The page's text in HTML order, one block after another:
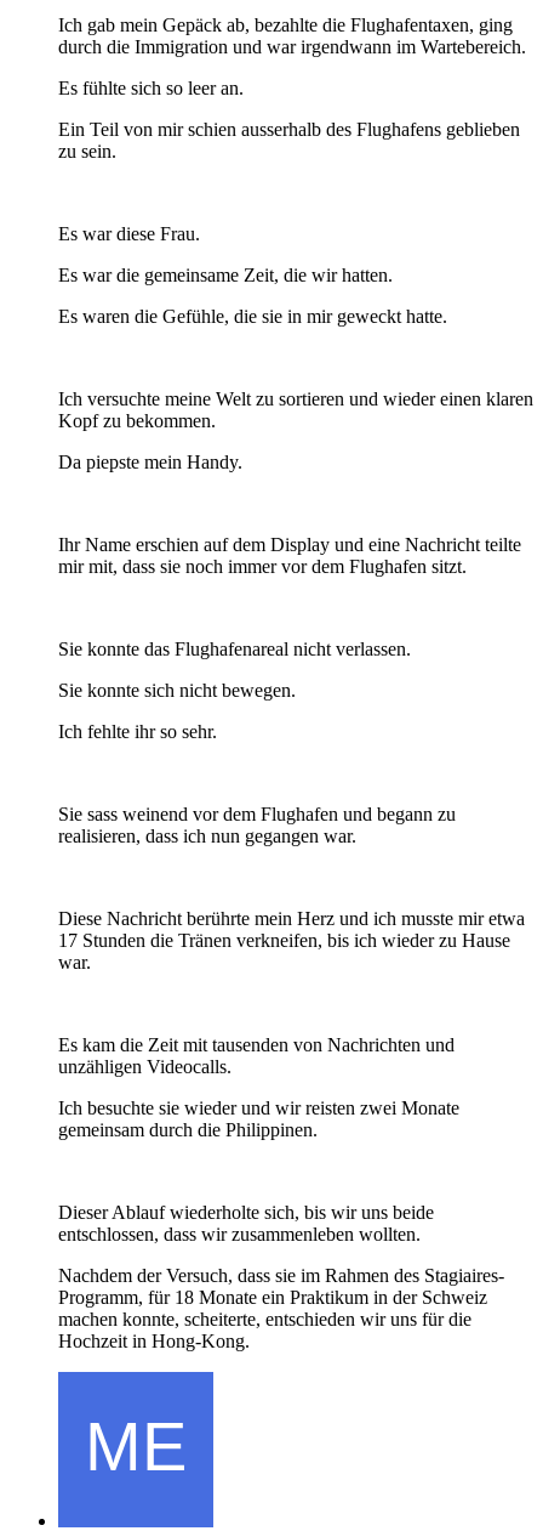
Ich gab mein Gepäck ab, bezahlte die Flughafentaxen, ging
durch die Immigration und war irgendwann im Wartebereich.
Es fühlte sich so leer an.
Ein Teil von mir schien ausserhalb des Flughafens geblieben
zu sein.
Es war diese Frau.
Es war die gemeinsame Zeit, die wir hatten.
Es waren die Gefühle, die sie in mir geweckt hatte.
Ich versuchte meine Welt zu sortieren und wieder einen klaren
Kopf zu bekommen.
Da piepste mein Handy.
Ihr Name erschien auf dem Display und eine Nachricht teilte
mir mit, dass sie noch immer vor dem Flughafen sitzt.
Sie konnte das Flughafenareal nicht verlassen.
Sie konnte sich nicht bewegen.
Ich fehlte ihr so sehr.
Sie sass weinend vor dem Flughafen und begann zu
realisieren, dass ich nun gegangen war.
Diese Nachricht berührte mein Herz und ich musste mir etwa
17 Stunden die Tränen verkneifen, bis ich wieder zu Hause
war.
Es kam die Zeit mit tausenden von Nachrichten und
unzähligen Videocalls.
Ich besuchte sie wieder und wir reisten zwei Monate
gemeinsam durch die Philippinen.
Dieser Ablauf wiederholte sich, bis wir uns beide
entschlossen, dass wir zusammenleben wollten.
Nachdem der Versuch, dass sie im Rahmen des Stagiaires-
Programm, für 18 Monate ein Praktikum in der Schweiz
machen konnte, scheiterte, entschieden wir uns für die
Hochzeit in Hong-Kong.